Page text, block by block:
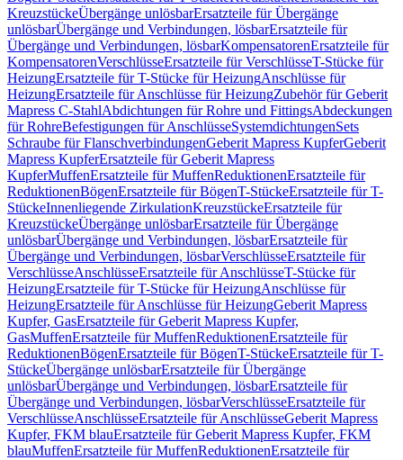
KreuzstückeÜbergänge unlösbarErsatzteile für Übergänge
unlösbarÜbergänge und Verbindungen, lösbarErsatzteile für
Übergänge und Verbindungen, lösbarKompensatorenErsatzteile für
KompensatorenVerschlüsseErsatzteile für VerschlüsseT-Stücke für
HeizungErsatzteile für T-Stücke für HeizungAnschlüsse für
HeizungErsatzteile für Anschlüsse für HeizungZubehör für Geberit
Mapress C-StahlAbdichtungen für Rohre und FittingsAbdeckungen
für RohreBefestigungen für AnschlüsseSystemdichtungenSets
Schraube für FlanschverbindungenGeberit Mapress KupferGeberit
Mapress KupferErsatzteile für Geberit Mapress
KupferMuffenErsatzteile für MuffenReduktionenErsatzteile für
ReduktionenBögenErsatzteile für BögenT-StückeErsatzteile für T-
StückeInnenliegende ZirkulationKreuzstückeErsatzteile für
KreuzstückeÜbergänge unlösbarErsatzteile für Übergänge
unlösbarÜbergänge und Verbindungen, lösbarErsatzteile für
Übergänge und Verbindungen, lösbarVerschlüsseErsatzteile für
VerschlüsseAnschlüsseErsatzteile für AnschlüsseT-Stücke für
HeizungErsatzteile für T-Stücke für HeizungAnschlüsse für
HeizungErsatzteile für Anschlüsse für HeizungGeberit Mapress
Kupfer, GasErsatzteile für Geberit Mapress Kupfer,
GasMuffenErsatzteile für MuffenReduktionenErsatzteile für
ReduktionenBögenErsatzteile für BögenT-StückeErsatzteile für T-
StückeÜbergänge unlösbarErsatzteile für Übergänge
unlösbarÜbergänge und Verbindungen, lösbarErsatzteile für
Übergänge und Verbindungen, lösbarVerschlüsseErsatzteile für
VerschlüsseAnschlüsseErsatzteile für AnschlüsseGeberit Mapress
Kupfer, FKM blauErsatzteile für Geberit Mapress Kupfer, FKM
blauMuffenErsatzteile für MuffenReduktionenErsatzteile für